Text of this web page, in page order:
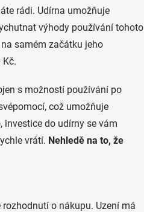
rádi. Udírna umožňuje
výhody používání tohoto
samém začátku jeho
s možností používání po
což umožňuje
do udírny se vám
vrátí. Nehledě na to, že
o nákupu. Uzení má